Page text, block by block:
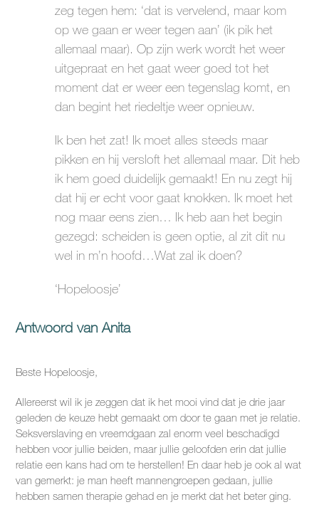
zeg tegen hem: ‘dat is vervelend, maar kom
op we gaan er weer tegen aan’ (ik pik het
allemaal maar). Op zijn werk wordt het weer
uitgepraat en het gaat weer goed tot het
moment dat er weer een tegenslag komt, en
dan begint het riedeltje weer opnieuw.
Ik ben het zat! Ik moet alles steeds maar
pikken en hij versloft het allemaal maar. Dit heb
ik hem goed duidelijk gemaakt! En nu zegt hij
dat hij er echt voor gaat knokken. Ik moet het
nog maar eens zien… Ik heb aan het begin
gezegd: scheiden is geen optie, al zit dit nu
wel in m’n hoofd…Wat zal ik doen?
‘Hopeloosje’
Antwoord van Anita
Beste Hopeloosje,
Allereerst wil ik je zeggen dat ik het mooi vind dat je drie jaar
geleden de keuze hebt gemaakt om door te gaan met je relatie.
Seksverslaving en vreemdgaan zal enorm veel beschadigd
hebben voor jullie beiden, maar jullie geloofden erin dat jullie
relatie een kans had om te herstellen! En daar heb je ook al wat
van gemerkt: je man heeft mannengroepen gedaan, jullie
hebben samen therapie gehad en je merkt dat het beter ging.